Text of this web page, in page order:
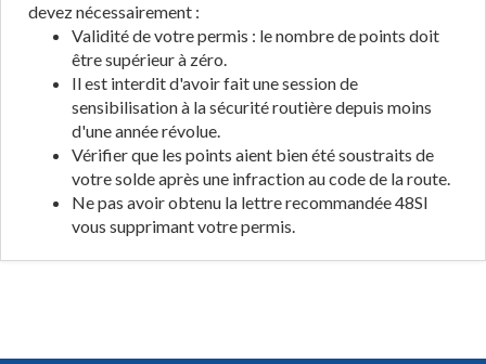
devez nécessairement :
Validité de votre permis : le nombre de points doit
être supérieur à zéro.
Il est interdit d'avoir fait une session de
sensibilisation à la sécurité routière depuis moins
d'une année révolue.
Vérifier que les points aient bien été soustraits de
votre solde après une infraction au code de la route.
Ne pas avoir obtenu la lettre recommandée 48SI
vous supprimant votre permis.